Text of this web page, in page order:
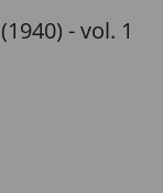
- vol. 1